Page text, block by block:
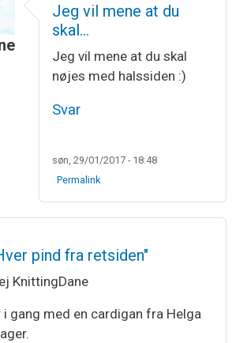
Jeg skal på en trøje lukke…af
Jeg vil mene at du
skal…
Jeg vil mene at du skal
nøjes med halssiden :)
Svar
søn, 29/01/2017 - 18:48
Permalink
pind fra retsiden"
KnittingDane
i gang med en cardigan fra Helga